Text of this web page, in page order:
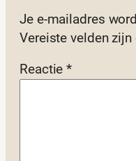
Je e-mailadres
Vereiste velden
Reactie*